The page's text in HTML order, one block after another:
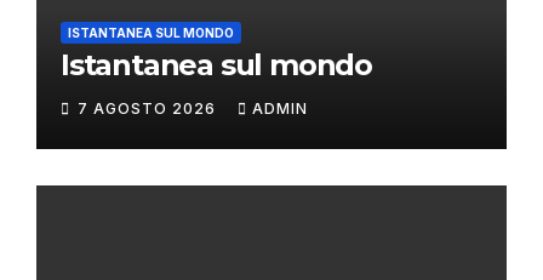
ISTANTANEA SUL MONDO
Istantanea sul mondo
7 AGOSTO 2026 ADMIN